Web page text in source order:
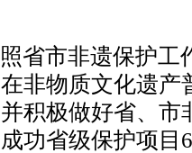
省市非遗保护工
非物质文化遗产
积极做好省、市
功省级保护项目